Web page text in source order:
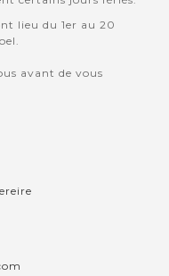
lieu du 1er au 20
avant de vous